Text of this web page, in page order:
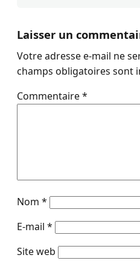
Laisser un
Votre adresse e-mail ne
champs obligatoires sont
Commentaire*
Nom *
E-mail *
Site web